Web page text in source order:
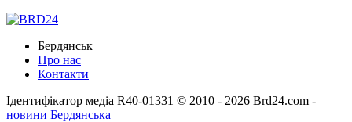
Бердянськ
Про нас
Контакти
Ідентифікатор медіа R40-01331 © 2010 - 2026 Brd24.com -
новини Бердянська